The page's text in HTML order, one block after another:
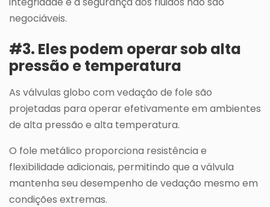
negociáveis.
#3. Eles podem operar sob alta
pressão e temperatura
As válvulas globo com vedação de fole são
projetadas para operar efetivamente em ambientes
de alta pressão e alta temperatura.
O fole metálico proporciona resistência e
flexibilidade adicionais, permitindo que a válvula
mantenha seu desempenho de vedação mesmo em
condições extremas.